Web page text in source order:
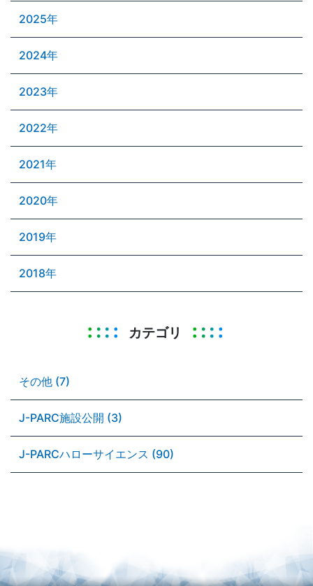
2025年
2024年
2023年
2022年
2021年
2020年
2019年
2018年
カテゴリ
その他 (7)
J-PARC施設公開 (3)
J-PARCハローサイエンス (90)